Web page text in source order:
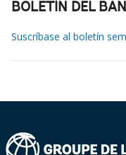
BOLETÍN DEL
Suscríbase al boletín